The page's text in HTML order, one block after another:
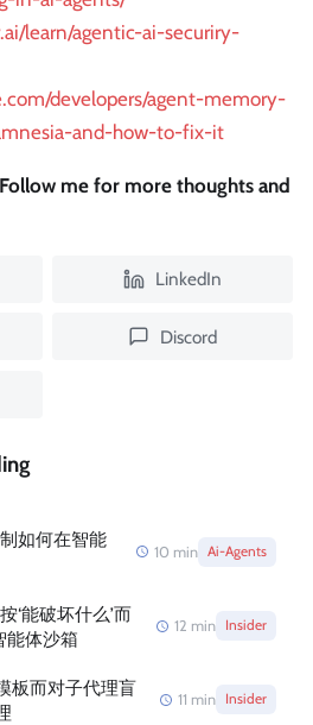
learn/agentic-ai-securiry-
developers/agent-memory-
and-how-to-fix-it
me for more thoughts and
LinkedIn
Discord
如何在智能
10 min Ai-Agents
‘能破坏什么’而
能体沙箱
12 min Insider
板而对子代理盲
11 min Insider